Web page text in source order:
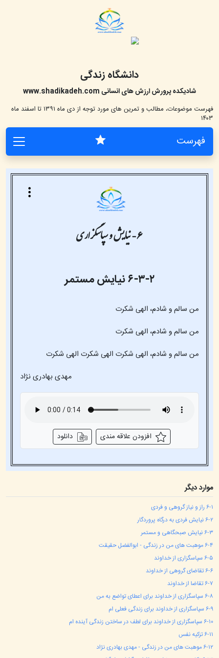
دانشگاه زندگی
شادیکده پرورش ارزش های انسانی www.shadikadeh.com
فهرست موضوعات، مطالب و تمرین های مورد توجه از دی ماه ۱۳۹۱ تا اسفند ماه
۱۴۰۳
فهرست
۶- نیایش و سپاسگزاری
۶-۳-۲ نیایش مستمر
من سالم و شادم، الهی شکرت
من سالم و شادم، الهی شکرت
من سالم و شادم، الهی شکرت الهی شکرت الهی شکرت
مهدی بهادری نژاد
افزودن علاقه مندی دانلود
موارد دیگر
۶-۱ راز و نیاز گروهی و فردی
۶-۲ نیایش فردی به درگاه پروردگار
۶-۳ نیایش صبحگاهی و مستمر
۶-۴ موهبت های من در زندگی - ابوالفضل حقیقت
۶-۵ سپاسگزاری از خداوند
۶-۶ تقاضای گروهی از خداوند
۶-۷ تقاضا از خداوند
۶-۸ سپاسگزاری از خداوند برای اعطای تواضع به من
۶-۹ سپاسگزاری از خداوند برای زندگی فعلی ام
۶-۱۰ سپاسگزاری از خداوند برای لطف در ساختن زندگی آینده ام
۶-۱۱ تزکیه نفس
۶-۱۲ موهبت های من در زندگی - مهدی بهادری نژاد